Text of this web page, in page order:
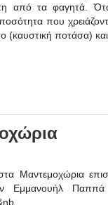
από τα φαγητά.
που
(καυστική ποτάσα) και
Μαντεμοχώρια
Εμμανουήλ Παππά